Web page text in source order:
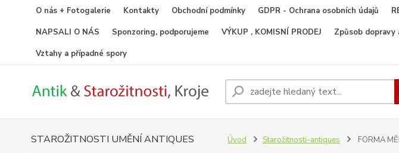
O nás + Fotogalerie Kontakty Obchodní podmínky GDPR - Ochrana osobních údajů
NAPSALI O NÁS
Sponzoring, podporujeme VÝKUP , KOMISNÍ PRODEJ Způsob dopravy
Vztahy a případné spory
STAROŽITNOSTI UMĚNÍ ANTIQUES Úvod Starožitnosti-antiques FORMA